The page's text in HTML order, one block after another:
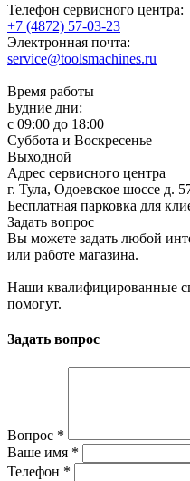
Телефон сервисного центра:
+7 (4872) 57-03-23
Электронная почта:
service@toolsmachines.ru
Время работы
Будние дни:
c 09:00 до 18:00
Суббота и Воскресенье
Выходной
Адрес сервисного центра
г. Тула, Одоевское шоссе д.
Бесплатная парковка для
Задать вопрос
Вы можете задать любой
или работе магазина.
Наши квалифицированные
помогут.
Задать вопрос
Вопрос *
Ваше имя *
Телефон *